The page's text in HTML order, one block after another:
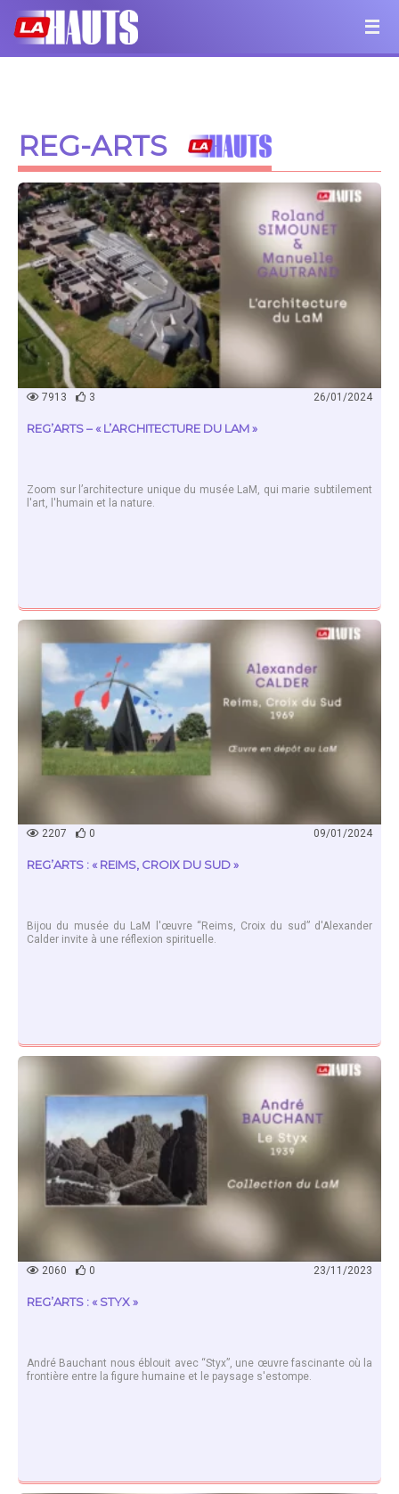
REG-ARTS
7913 3 26/01/2024
REG’ARTS – « L’ARCHITECTURE DU LAM »
Zoom sur l’architecture unique du musée LaM, qui marie subtilement
l'art, l'humain et la nature.
EN SAVOIR PLUS
2207 0 09/01/2024
REG’ARTS : « REIMS, CROIX DU SUD »
Bijou du musée du LaM l'œuvre “Reims, Croix du sud” d'Alexander
Calder invite à une réflexion spirituelle.
2060 0 23/11/2023
REG’ARTS : « STYX »
André Bauchant nous éblouit avec “Styx”, une œuvre fascinante où la
frontière entre la figure humaine et le paysage s'estompe.